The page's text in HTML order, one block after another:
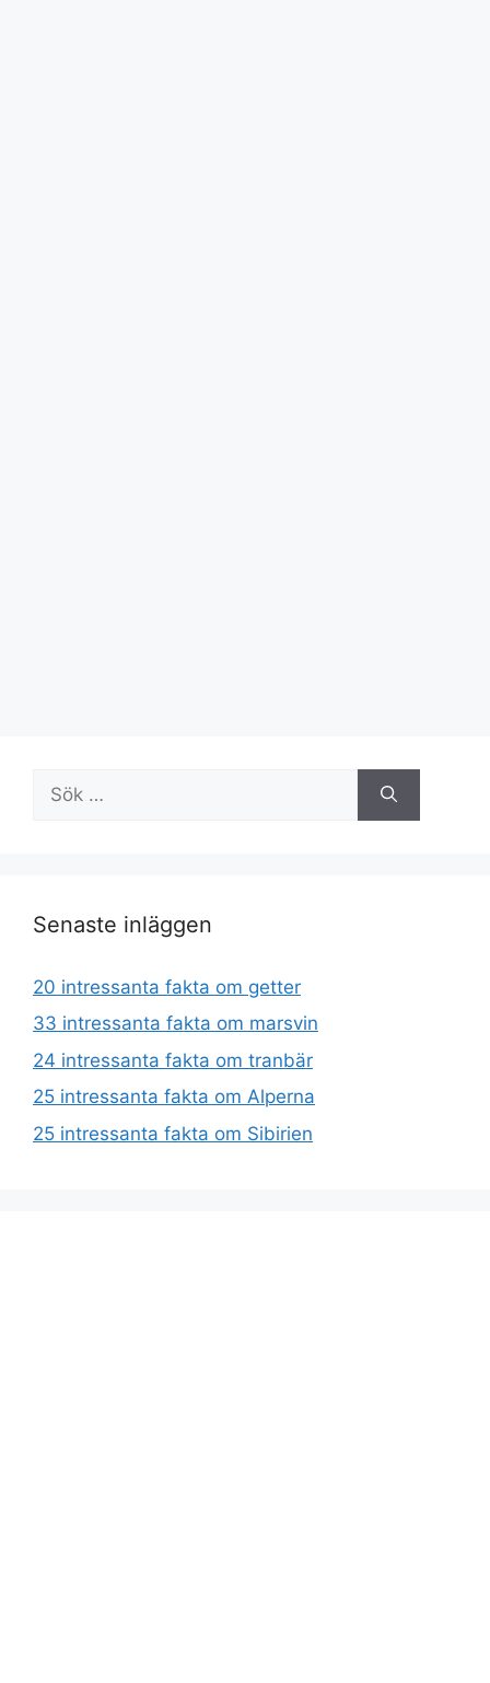
efter:
Senaste inläggen
20 intressanta fakta om getter
33 intressanta fakta om marsvin
24 intressanta fakta om tranbär
25 intressanta fakta om Alperna
25 intressanta fakta om Sibirien